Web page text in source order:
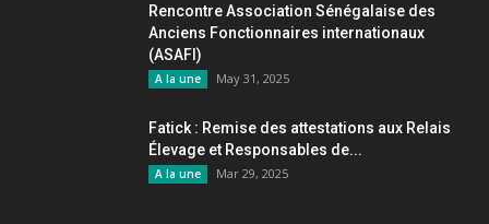
Rencontre Association Sénégalaise des
Anciens Fonctionnaires internationaux
(ASAFI)
A la une May 31, 2025
Fatick : Remise des attestations aux Relais
Élevage et Responsables de...
A la une Mar 29, 2025